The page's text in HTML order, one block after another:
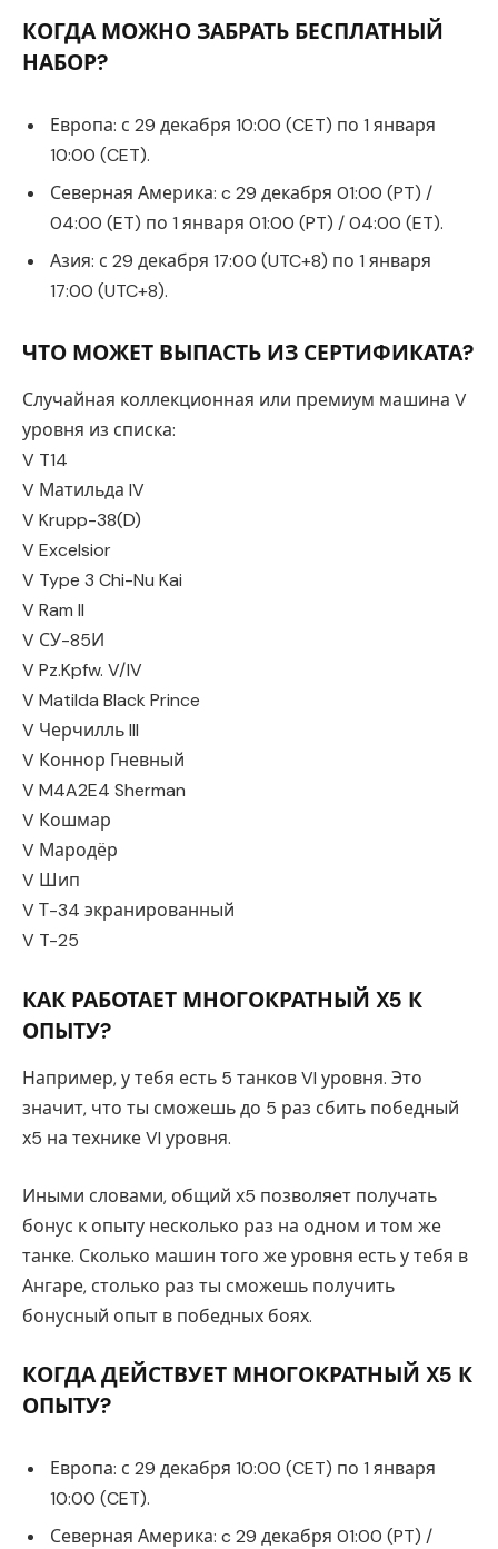
КОГДА МОЖНО ЗАБРАТЬ БЕСПЛАТНЫЙ
НАБОР?
Европа: с 29 декабря 10:00 (CET) по 1 января
10:00 (CET).
Северная Америка: c 29 декабря 01:00 (PT) /
04:00 (ET) по 1 января 01:00 (PT) / 04:00 (ET).
Азия: с 29 декабря 17:00 (UTC+8) по 1 января
17:00 (UTC+8).
ЧТО МОЖЕТ ВЫПАСТЬ ИЗ СЕРТИФИКАТА?
Случайная коллекционная или премиум машина V
уровня из списка:
V T14
V Матильда IV
V Krupp-38(D)
V Excelsior
V Type 3 Chi-Nu Kai
V Ram II
V СУ-85И
V Pz.Kpfw. V/IV
V Matilda Black Prince
V Черчилль III
V Коннор Гневный
V M4A2E4 Sherman
V Кошмар
V Мародёр
V Шип
V Т-34 экранированный
V T-25
КАК РАБОТАЕТ МНОГОКРАТНЫЙ X5 К
ОПЫТУ?
Например, у тебя есть 5 танков VI уровня. Это
значит, что ты сможешь до 5 раз сбить победный
х5 на технике VI уровня.
Иными словами, общий х5 позволяет получать
бонус к опыту несколько раз на одном и том же
танке. Сколько машин того же уровня есть у тебя в
Ангаре, столько раз ты сможешь получить
бонусный опыт в победных боях.
КОГДА ДЕЙСТВУЕТ МНОГОКРАТНЫЙ X5 К
ОПЫТУ?
Европа: с 29 декабря 10:00 (CET) по 1 января
10:00 (CET).
Северная Америка: c 29 декабря 01:00 (PT) /